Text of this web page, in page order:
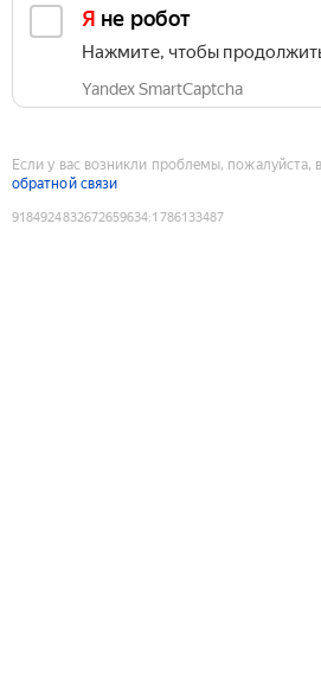
Я не робот
Нажмите, чтобы
Yandex SmartCaptcha
Если у вас возникли проблемы, пожалуйста,
обратной связи
9184924832672659634:1786133487